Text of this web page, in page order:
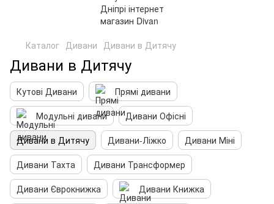
Каталог Дивани Дивани в Дитячу
Дивани в Дитячу
Кутові Дивани
Прямі дивани
Модульні дивани
Дивани Офісні
Дивани в Дитячу
Дивани-Ліжко
Дивани Міні
Дивани Тахта
Дивани Трансформер
Дивани Єврокнижка
Дивани Книжка